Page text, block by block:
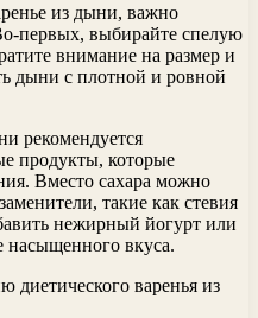
из дыни, важно
первых, выбирайте спелую
внимание на размер и
дыни с плотной и ровной
рекомендуется
продукты, которые
Вместо сахара можно
такие как стевия
нежирный йогурт или
насыщенного вкуса.
диетического варенья из